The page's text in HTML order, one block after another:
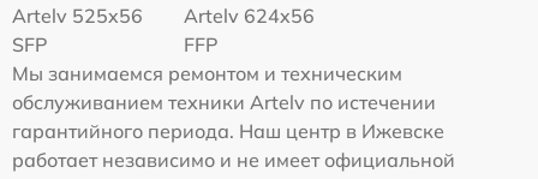
Artelv 525x56
SFP
Artelv 624x56
FFP
Мы занимаемся ремонтом и техническим
обслуживанием техники Artelv по истечении
гарантийного периода. Наш центр в Ижевске
работает независимо и не имеет официальной